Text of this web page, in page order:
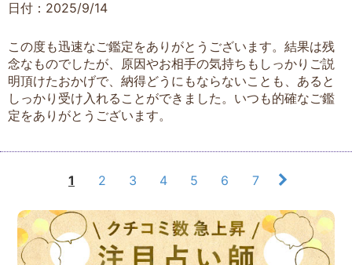
日付：2025/9/14
この度も迅速なご鑑定をありがとうございます。結果は残
念なものでしたが、原因やお相手の気持ちもしっかりご説
明頂けたおかげで、納得どうにもならないことも、あると
しっかり受け入れることができました。いつも的確なご鑑
定をありがとうございます。
1 2 3 4 5 6 7